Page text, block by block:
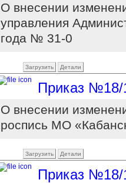
О внесении
управления
года № 31-0
Загрузить Детали
Приказ №18/
О внесении
роспись МО
Загрузить Детали
Приказ №18/